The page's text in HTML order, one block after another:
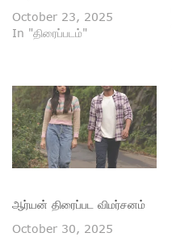
October 23, 2025
In "திரைப்படம்"
ஆர்யன் திரைப்பட விமர்சனம்
October 30, 2025